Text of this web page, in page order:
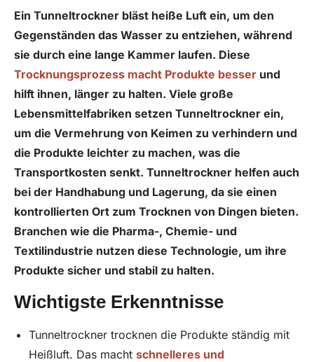
Ein Tunneltrockner bläst heiße Luft ein, um den
Gegenständen das Wasser zu entziehen, während
sie durch eine lange Kammer laufen. Diese
Trocknungsprozess macht Produkte besser und
hilft ihnen, länger zu halten. Viele große
Lebensmittelfabriken setzen Tunneltrockner ein,
um die Vermehrung von Keimen zu verhindern und
die Produkte leichter zu machen, was die
Transportkosten senkt. Tunneltrockner helfen auch
bei der Handhabung und Lagerung, da sie einen
kontrollierten Ort zum Trocknen von Dingen bieten.
Branchen wie die Pharma-, Chemie- und
Textilindustrie nutzen diese Technologie, um ihre
Produkte sicher und stabil zu halten.
Wichtigste Erkenntnisse
Tunneltrockner trocknen die Produkte ständig mit
Heißluft. Das macht schnelleres und